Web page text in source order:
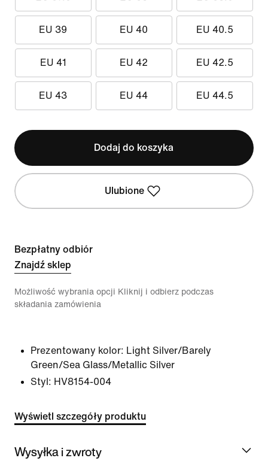
EU 39 EU 40 EU 40.5
EU 41 EU 42 EU 42.5
EU 43 EU 44 EU 44.5
Dodaj do koszyka
Ulubione
Bezpłatny odbiór
Znajdź sklep
Możliwość wybrania opcji Kliknij i odbierz podczas
składania zamówienia
Prezentowany kolor: Light Silver/Barely
Green/Sea Glass/Metallic Silver
Styl: HV8154-004
Wyświetl szczegóły produktu
Wysyłka i zwroty